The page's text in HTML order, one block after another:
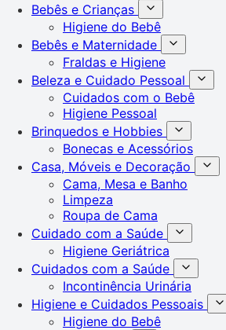
Bebês e Crianças
Higiene do Bebê
Bebês e Maternidade
Fraldas e Higiene
Beleza e Cuidado Pessoal
Cuidados com o Bebê
Higiene Pessoal
Brinquedos e Hobbies
Bonecas e Acessórios
Casa, Móveis e Decoração
Cama, Mesa e Banho
Limpeza
Roupa de Cama
Cuidado com a Saúde
Higiene Geriátrica
Cuidados com a Saúde
Incontinência Urinária
Higiene e Cuidados Pessoais
Higiene do Bebê